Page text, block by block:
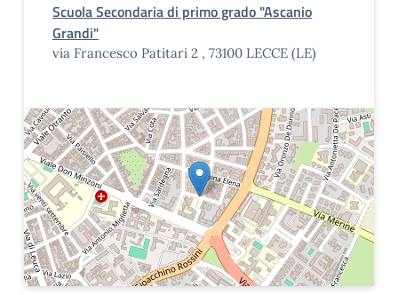
Scuola Secondaria di primo grado "Ascanio
Grandi"
via Francesco Patitari 2 , 73100 LECCE (LE)